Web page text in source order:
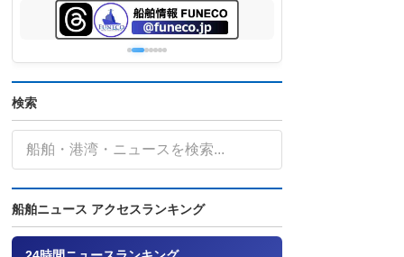
検索
船舶ニュース アクセスランキング